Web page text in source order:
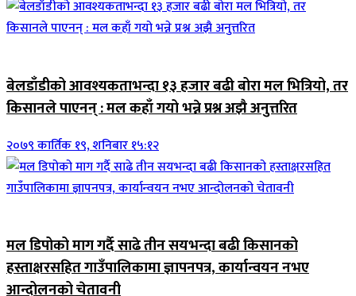
बेलडाँडीको आवश्यकताभन्दा १३ हजार बढी बोरा मल भित्रियो, तर
किसानले पाएनन् : मल कहाँ गयो भन्ने प्रश्न अझै अनुत्तरित
२०७९ कार्तिक १९, शनिबार १५:१२
मल डिपोको माग गर्दै साढे तीन सयभन्दा बढी किसानको
हस्ताक्षरसहित गाउँपालिकामा ज्ञापनपत्र, कार्यान्वयन नभए
आन्दोलनको चेतावनी